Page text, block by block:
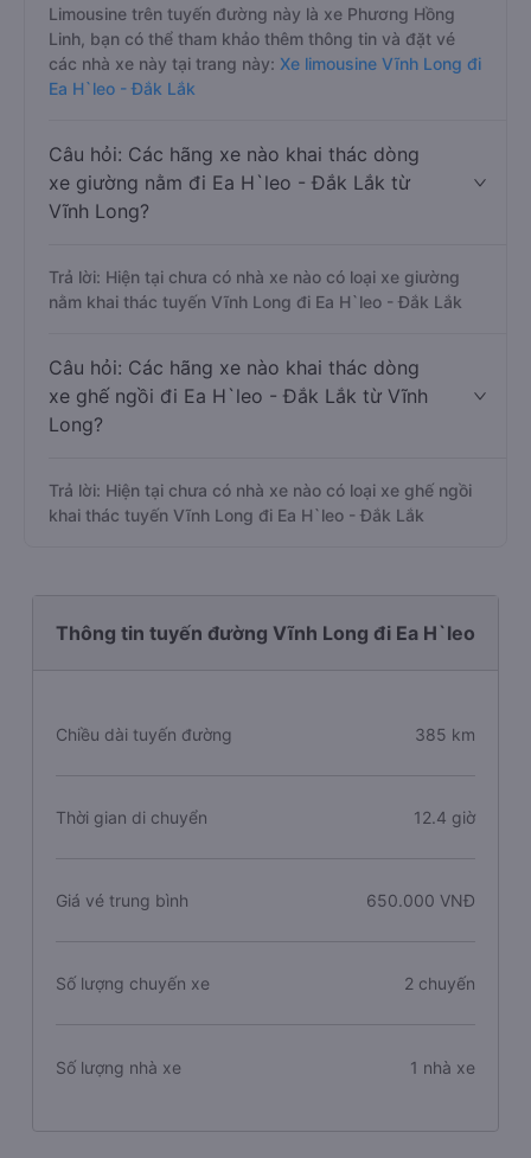
Limousine trên tuyến đường này là xe Phương Hồng
Linh, bạn có thể tham khảo thêm thông tin và đặt vé
các nhà xe này tại trang này: Xe limousine Vĩnh Long đi
Ea H`leo - Đắk Lắk
Câu hỏi: Các hãng xe nào khai thác dòng
xe giường nằm đi Ea H`leo - Đắk Lắk từ
Vĩnh Long?
Trả lời: Hiện tại chưa có nhà xe nào có loại xe giường
nằm khai thác tuyến Vĩnh Long đi Ea H`leo - Đắk Lắk
Câu hỏi: Các hãng xe nào khai thác dòng
xe ghế ngồi đi Ea H`leo - Đắk Lắk từ Vĩnh
Long?
Trả lời: Hiện tại chưa có nhà xe nào có loại xe ghế ngồi
khai thác tuyến Vĩnh Long đi Ea H`leo - Đắk Lắk
Thông tin tuyến đường Vĩnh Long đi Ea H`leo
Chiều dài tuyến đường 385 km
Thời gian di chuyển 12.4 giờ
Giá vé trung bình 650.000 VNĐ
Số lượng chuyến xe 2 chuyến
Số lượng nhà xe 1 nhà xe